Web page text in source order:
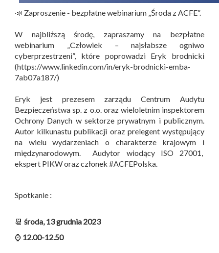
📣 Zaproszenie - bezpłatne webinarium „Środa z ACFE”.
W najbliższą środę, zapraszamy na bezpłatne
webinarium „Człowiek – najsłabsze ogniwo
cyberprzestrzeni”, które poprowadzi Eryk brodnicki
(https://www.linkedin.com/in/eryk-brodnicki-emba-
7ab07a187/)
Eryk jest prezesem zarządu Centrum Audytu
Bezpieczeństwa sp. z o.o. oraz wieloletnim inspektorem
Ochrony Danych w sektorze prywatnym i publicznym.
Autor kilkunastu publikacji oraz prelegent występujący
na wielu wydarzeniach o charakterze krajowym i
międzynarodowym. Audytor wiodący ISO 27001,
ekspert PIKW oraz członek #ACFEPolska.
Spotkanie :
📆 środa, 13 grudnia 2023
⌚ 12.00-12.50